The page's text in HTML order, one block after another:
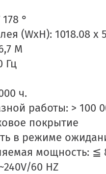
°
(WxH): 1018.08 х
М
Гц
ч.
работы: > 100
покрытие
в режиме
мощность: ≦
60 HZ